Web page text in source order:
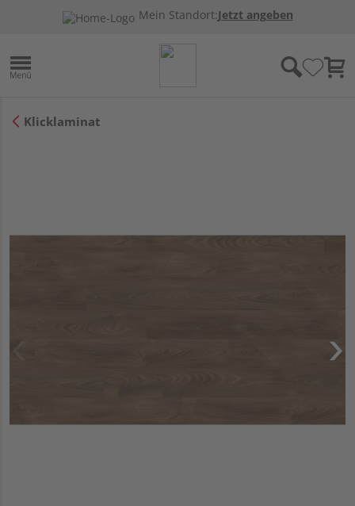
Mein Standort:Jetzt angeben
Klicklaminat